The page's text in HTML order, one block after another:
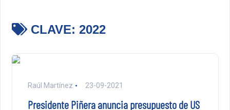
CLAVE: 2022
Raúl Martínez 23-09-2021
Presidente Piñera anuncia presupuesto de US